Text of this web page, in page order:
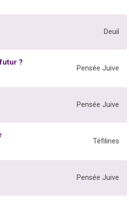
Deuil
?
Pensée Juive
Pensée Juive
Téfilines
Pensée Juive